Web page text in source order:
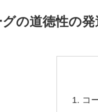
の道徳性の発
コ